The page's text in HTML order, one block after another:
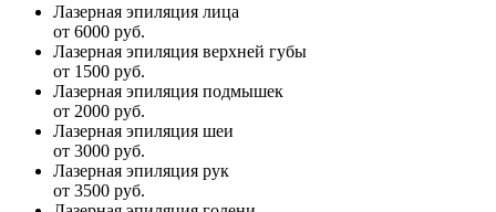
Лазерная эпиляция лица
от 6000 руб.
Лазерная эпиляция верхней губы
от 1500 руб.
Лазерная эпиляция подмышек
от 2000 руб.
Лазерная эпиляция шеи
от 3000 руб.
Лазерная эпиляция рук
от 3500 руб.